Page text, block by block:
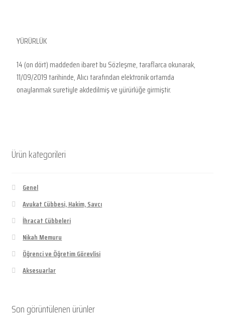
YÜRÜRLÜK
14 (on dört) maddeden ibaret bu Sözleşme, taraflarca okunarak,
11/09/2019 tarihinde, Alıcı tarafından elektronik ortamda
onaylanmak suretiyle akdedilmiş ve yürürlüğe girmiştir.
Ürün kategorileri
Genel
Avukat Cübbesi, Hakim, Savcı
İhracat Cübbeleri
Nikah Memuru
Öğrenci ve Öğretim Görevlisi
Aksesuarlar
Son görüntülenen ürünler